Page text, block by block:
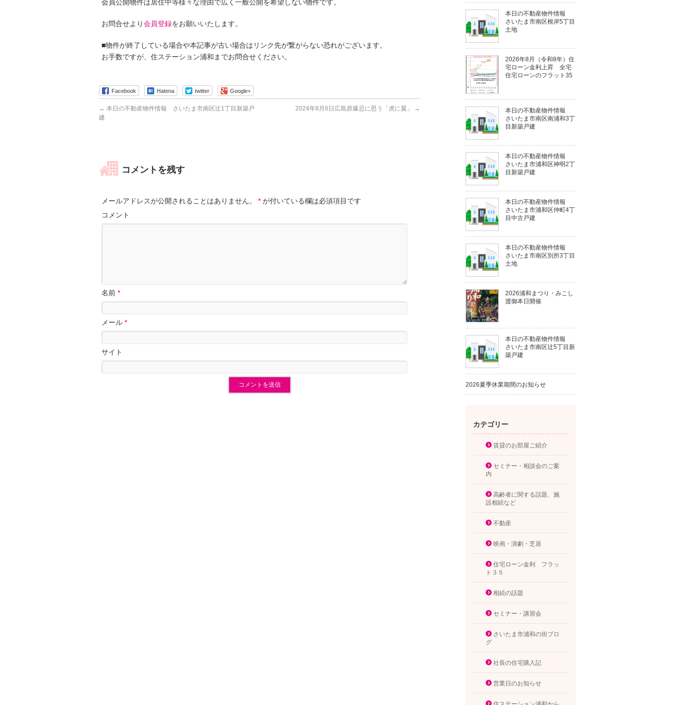
会員公開物件は居住中等様々な理由で広く一般公開を希望しない物件です。
お問合せより会員登録をお願いいたします。
■物件が終了している場合や本記事が古い場合はリンク先が繋がらない恐れがございます。
お手数ですが、住ステーション浦和までお問合せください。
Facebook Hatena twitter Google+
← 本日の不動産物件情報 さいたま市南区辻1丁目新築戸
建
2024年8月6日広島原爆忌に思う「虎に翼」 →
コメントを残す
メールアドレスが公開されることはありません。 * が付いている欄は必須項目です
コメント
名前 *
メール *
サイト
本日の不動産物件情報
さいたま市南区根岸5丁目
土地
2026年8月（令和8年）住
宅ローン金利上昇 全宅
住宅ローンのフラット35
本日の不動産物件情報
さいたま市南区南浦和3丁
目新築戸建
本日の不動産物件情報
さいたま市浦和区神明2丁
目新築戸建
本日の不動産物件情報
さいたま市浦和区仲町4丁
目中古戸建
本日の不動産物件情報
さいたま市南区別所3丁目
土地
2026浦和まつり・みこし
渡御本日開催
本日の不動産物件情報
さいたま市南区辻5丁目新
築戸建
2026夏季休業期間のお知らせ
カテゴリー
賃貸のお部屋ご紹介
セミナー・相談会のご案
内
高齢者に関する話題、施
設相続など
不動産
映画・演劇・芝居
住宅ローン金利 フラッ
ト３５
相続の話題
セミナー・講習会
さいたま市浦和の街ブロ
グ
社長の住宅購入記
営業日のお知らせ